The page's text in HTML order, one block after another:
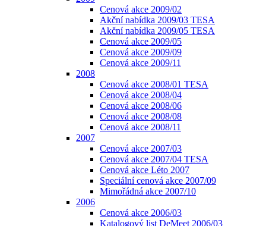
Cenová akce 2009/02
Akční nabídka 2009/03 TESA
Akční nabídka 2009/05 TESA
Cenová akce 2009/05
Cenová akce 2009/09
Cenová akce 2009/11
2008
Cenová akce 2008/01 TESA
Cenová akce 2008/04
Cenová akce 2008/06
Cenová akce 2008/08
Cenová akce 2008/11
2007
Cenová akce 2007/03
Cenová akce 2007/04 TESA
Cenová akce Léto 2007
Speciální cenová akce 2007/09
Mimořádná akce 2007/10
2006
Cenová akce 2006/03
Katalogový list DeMeet 2006/03